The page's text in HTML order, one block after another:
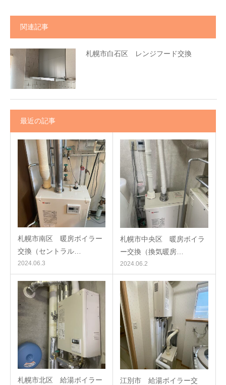
関連記事
札幌市白石区 レンジフード交換
最近の記事
札幌市南区 暖房ボイラー
交換（セントラル…
2024.06.3
札幌市中央区 暖房ボイラ
ー交換（換気暖房…
2024.06.2
札幌市北区 給湯ボイラー
江別市 給湯ボイラー交